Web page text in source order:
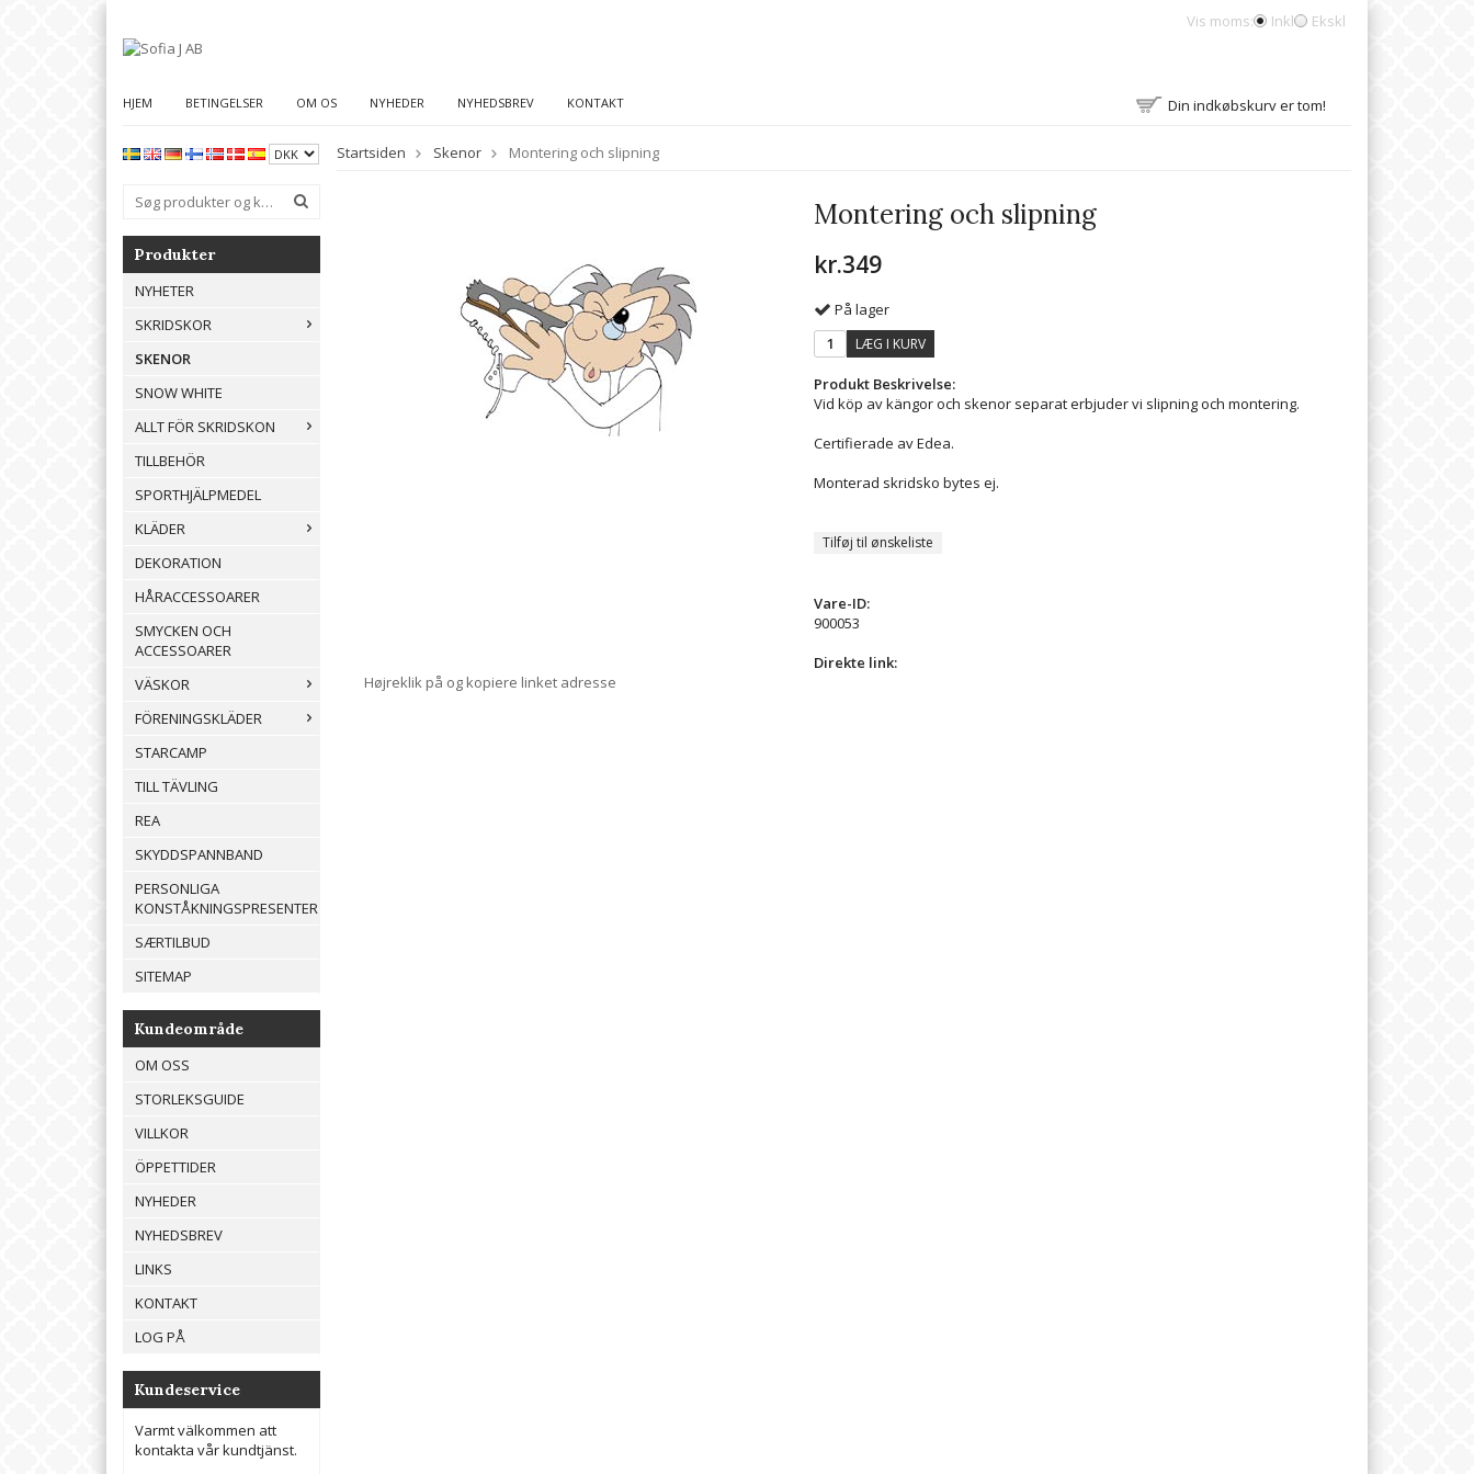
Vis moms: Inkl Ekskl
HJEM BETINGELSER OM OS NYHEDER NYHEDSBREV KONTAKT Din indkøbskurv er tom!
Produkter
NYHETER
SKRIDSKOR
SKENOR
SNOW WHITE
ALLT FÖR SKRIDSKON
TILLBEHÖR
SPORTHJÄLPMEDEL
KLÄDER
DEKORATION
HÅRACCESSOARER
SMYCKEN OCH
ACCESSOARER
VÄSKOR
FÖRENINGSKLÄDER
STARCAMP
TILL TÄVLING
REA
SKYDDSPANNBAND
PERSONLIGA
KONSTÅKNINGSPRESENTER
SÆRTILBUD
SITEMAP
Kundeområde
OM OSS
STORLEKSGUIDE
VILLKOR
ÖPPETTIDER
NYHEDER
NYHEDSBREV
LINKS
KONTAKT
LOG PÅ
Kundeservice
Varmt välkommen att
kontakta vår kundtjänst.
Startsiden Skenor Montering och slipning
Montering och slipning
kr.349
På lager
LÆG I KURV
Produkt Beskrivelse:
Vid köp av kängor och skenor separat erbjuder vi slipning och montering.
Certifierade av Edea.
Monterad skridsko bytes ej.
Tilføj til ønskeliste
Vare-ID:
900053
Direkte link:
Højreklik på og kopiere linket adresse